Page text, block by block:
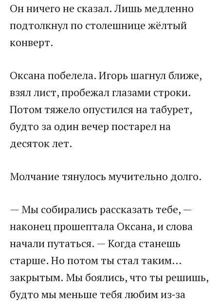
Он ничего не сказал. Лишь медленно
подтолкнул по столешнице жёлтый
конверт.
Оксана побелела. Игорь шагнул ближе,
взял лист, пробежал глазами строки.
Потом тяжело опустился на табурет,
будто за один вечер постарел на
десяток лет.
Молчание тянулось мучительно долго.
— Мы собирались рассказать тебе, —
наконец прошептала Оксана, и слова
начали путаться. — Когда станешь
старше. Но потом ты стал таким…
закрытым. Мы боялись, что ты решишь,
будто мы меньше тебя любим из‑за